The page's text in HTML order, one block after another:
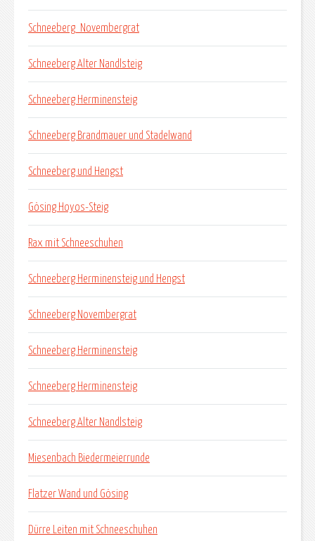
Schneeberg_Novembergrat
Schneeberg Alter Nandlsteig
Schneeberg Herminensteig
Schneeberg Brandmauer und Stadelwand
Schneeberg und Hengst
Gösing Hoyos-Steig
Rax mit Schneeschuhen
Schneeberg Herminensteig und Hengst
Schneeberg Novembergrat
Schneeberg Herminensteig
Schneeberg Herminensteig
Schneeberg Alter Nandlsteig
Miesenbach Biedermeierrunde
Flatzer Wand und Gösing
Dürre Leiten mit Schneeschuhen